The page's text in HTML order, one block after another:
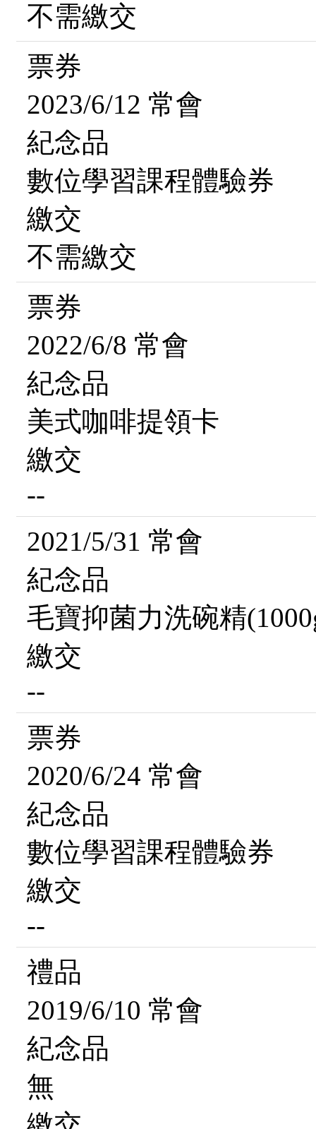
不需繳交
票券
2023/6/12 常會
紀念品
數位學習課程體驗券
繳交
不需繳交
票券
2022/6/8 常會
紀念品
美式咖啡提領卡
繳交
--
2021/5/31 常會
紀念品
毛寶抑菌力洗碗精
繳交
--
票券
2020/6/24 常會
紀念品
數位學習課程體驗券
繳交
--
禮品
2019/6/10 常會
紀念品
無